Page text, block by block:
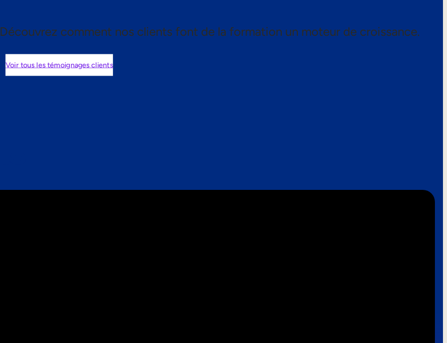
Découvrez comment nos clients font de la formation un moteur de croissance.
Voir tous les témoignages clients